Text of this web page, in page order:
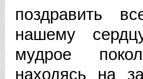
поздравить
нашему
мудрое
находясь на